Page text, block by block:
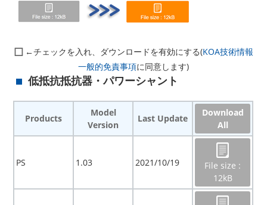
←チェックを入れ、ダウンロードを有効にする(KOA技術情報
一般的免責事項に同意します)
低抵抗抵抗器・パワーシャント
Products
Model
Version
Last Update
Download
All
PS 1.03 2021/10/19
File size :
12kB